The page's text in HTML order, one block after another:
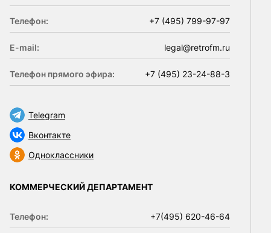
Телефон: +7 (495) 799-97-97
E-mail: legal@retrofm.ru
Телефон прямого эфира: +7 (495) 23-24-88-3
Telegram
Вконтакте
Одноклассники
КОММЕРЧЕСКИЙ ДЕПАРТАМЕНТ
Телефон: +7(495) 620-46-64